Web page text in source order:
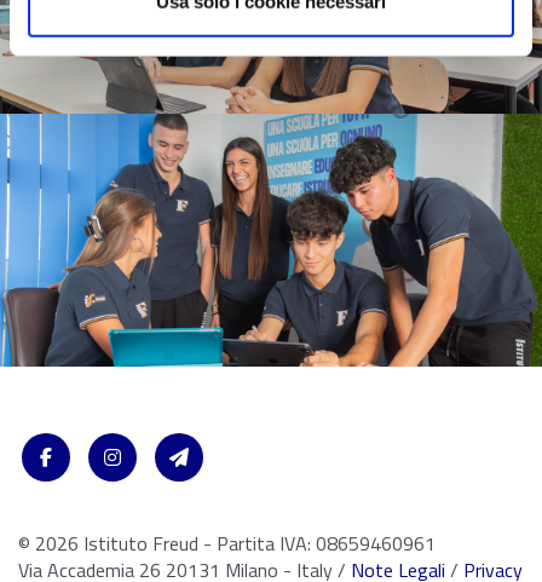
© 2026 Istituto Freud - Partita IVA: 08659460961
Via Accademia 26 20131 Milano - Italy / Note Legali / Privacy